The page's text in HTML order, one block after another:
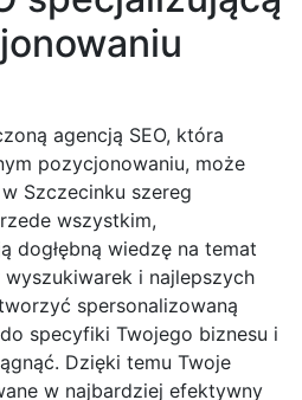
agencją SEO, która
pozycjonowaniu, może
Szczecinku szereg
wszystkim,
dogłębną wiedzę na temat
i najlepszych
spersonalizowaną
specyfiki Twojego biznesu i
Dzięki temu Twoje
w najbardziej efektywny